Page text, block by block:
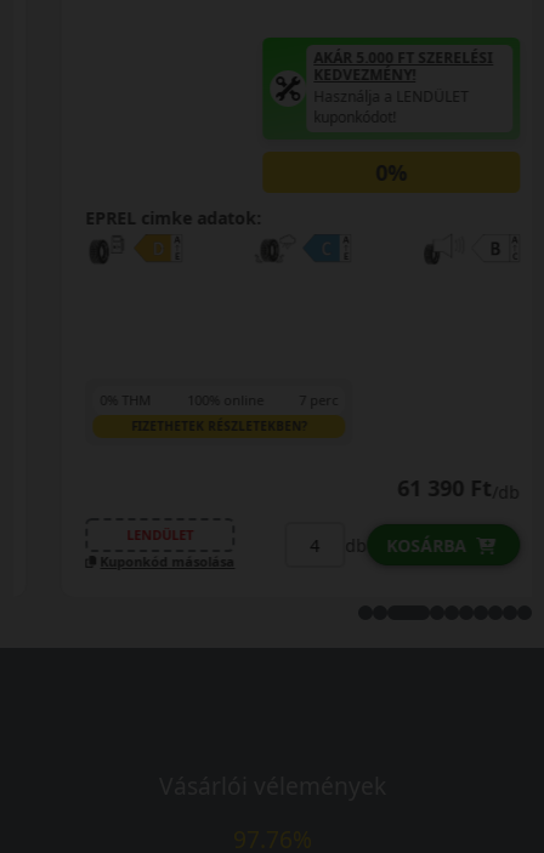
AKÁR 5.000 FT SZERELÉSI
KEDVEZMÉNY!
Használja a LENDÜLET
kuponkódot!
EPREL cimke adatok:
FIZETHETEK RÉSZLETEKBEN?
61 390 Ft/db
LENDÜLET
Kuponkód másolása
db KOSÁRBA